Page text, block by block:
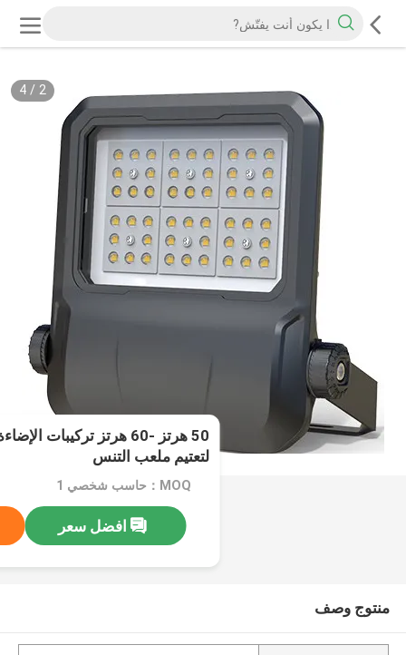
2
/
4
50 هرتز -60 هرتز تركيبات
لتعتيم ملعب التنس
MOQ：حاسب شخصي 1
افضل سعر
منتوج وصف